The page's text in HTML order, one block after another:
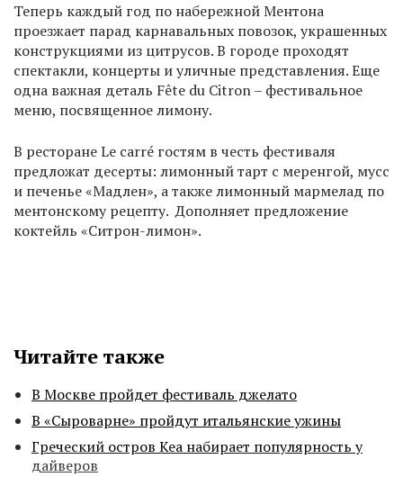
Теперь каждый год по набережной Ментона
проезжает парад карнавальных повозок, украшенных
конструкциями из цитрусов. В городе проходят
спектакли, концерты и уличные представления. Еще
одна важная деталь Fête du Citron – фестивальное
меню, посвященное лимону.
В ресторане Le carré гостям в честь фестиваля
предложат десерты: лимонный тарт с меренгой, мусс
и печенье «Мадлен», а также лимонный мармелад по
ментонскому рецепту. Дополняет предложение
коктейль «Ситрон-лимон».
Читайте также
В Москве пройдет фестиваль джелато
В «Сыроварне» пройдут итальянские ужины
Греческий остров Кеа набирает популярность у
дайверов